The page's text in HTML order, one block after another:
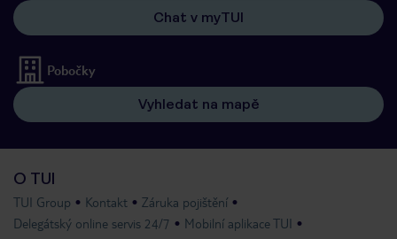
Chat v myTUI
Pobočky
Vyhledat na mapě
O TUI
TUI Group Kontakt
Záruka pojištění
Delegátský online servis 24/7
Mobilní aplikace TUI